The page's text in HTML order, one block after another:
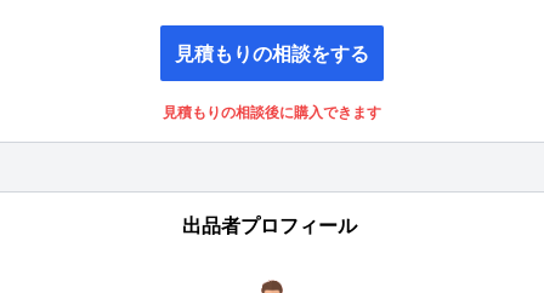
見積もりの相談をする
見積もりの相談後に購入できます
出品者プロフィール